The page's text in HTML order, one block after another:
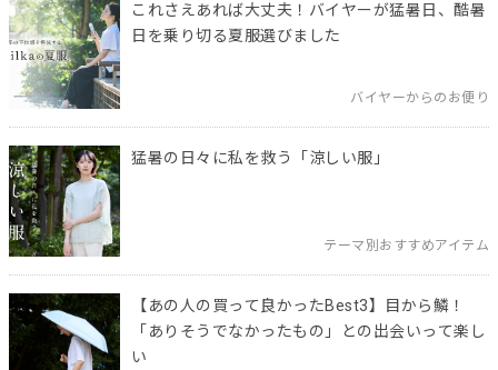
これさえあれば大丈夫！バイヤーが猛暑日、酷暑
日を乗り切る夏服選びました
バイヤーからのお便り
猛暑の日々に私を救う「涼しい服」
テーマ別おすすめアイテム
【あの人の買って良かったBest3】目から鱗！
「ありそうでなかったもの」との出会いって楽し
い